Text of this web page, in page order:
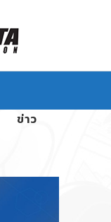
ข่าว